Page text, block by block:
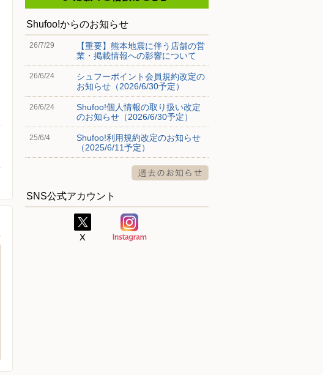
Shufoo!からのお知らせ
26/7/29
【重要】熊本地震に伴う店舗の営
業・掲載情報への影響について
26/6/24
シュフーポイント会員規約改定の
お知らせ（2026/6/30予定）
26/6/24
Shufoo!個人情報の取り扱い改定
のお知らせ（2026/6/30予定）
25/6/4
Shufoo!利用規約改定のお知らせ
（2025/6/11予定）
SNS公式アカウント